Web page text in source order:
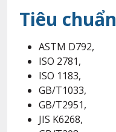
Tiêu chuẩn
ASTM D792,
ISO 2781,
ISO 1183,
GB/T1033,
GB/T2951,
JIS K6268,